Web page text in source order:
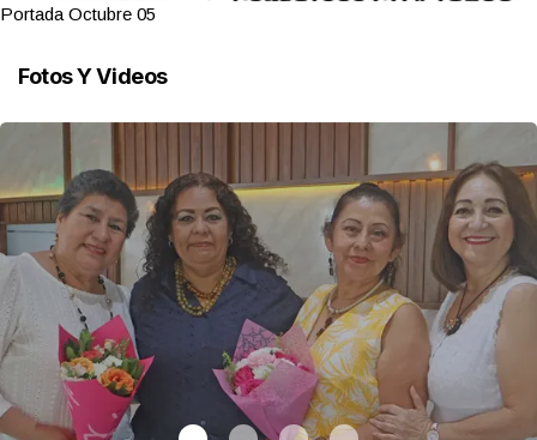
Portada Octubre 05
Fotos Y Videos